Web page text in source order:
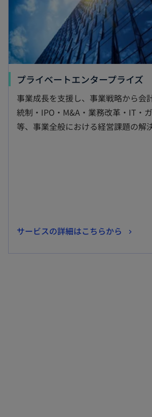
開
く
プライベートエンタープライズ
し
い
タ
事業成長を支援し、事業戦略から会
統制・IPO・M&A・業務改革・IT・
等、事業全般における経営課題の解
サービスの詳細はこちらから